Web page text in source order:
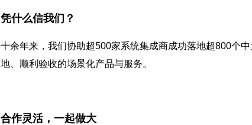
凭什么信我们？
十余年来，我们协助超500家系统集成商成功落地超800个
地、顺利验收的场景化产品与服务。
合作灵活，一起做大